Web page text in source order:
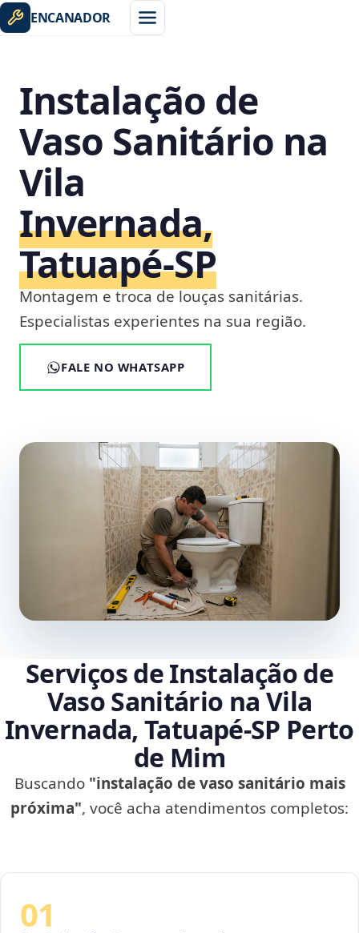
ENCANADOR
Instalação de
Vaso Sanitário na
Vila
Invernada,
Tatuapé‑SP
Montagem e troca de louças sanitárias.
Especialistas experientes na sua região.
FALE NO WHATSAPP
Serviços de Instalação de
Vaso Sanitário na Vila
Invernada, Tatuapé‑SP Perto
de Mim
Buscando "instalação de vaso sanitário mais
próxima", você acha atendimentos completos:
01